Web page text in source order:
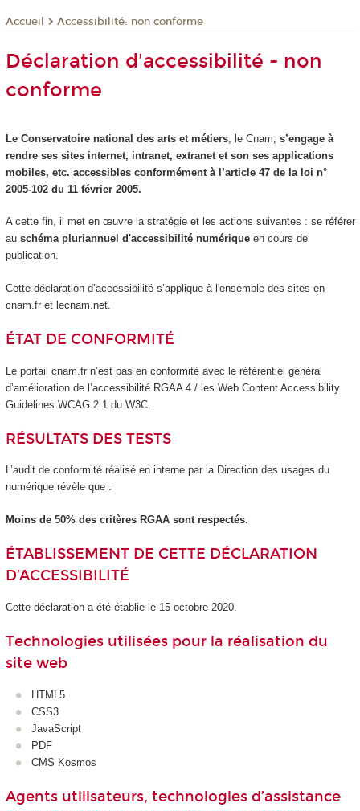
Accueil Accessibilité: non conforme
Déclaration d'accessibilité - non
conforme
Le Conservatoire national des arts et métiers, le Cnam, s’engage à
rendre ses sites internet, intranet, extranet et son ses applications
mobiles, etc. accessibles conformément à l’article 47 de la loi n°
2005-102 du 11 février 2005.
A cette fin, il met en œuvre la stratégie et les actions suivantes : se référer
au schéma pluriannuel d'accessibilité numériqueen cours de
publication.
Cette déclaration d’accessibilité s’applique à l'ensemble des sites en
cnam.fr et lecnam.net.
ÉTAT DE CONFORMITÉ
Le portail cnam.fr n’est pas en conformité avec le référentiel général
d’amélioration de l’accessibilité RGAA 4 / les Web Content Accessibility
Guidelines WCAG 2.1 du W3C.
RÉSULTATS DES TESTS
L’audit de conformité réalisé en interne par la Direction des usages du
numérique révèle que :
Moins de 50% des critères RGAA sont respectés.
ÉTABLISSEMENT DE CETTE DÉCLARATION
D’ACCESSIBILITÉ
Cette déclaration a été établie le 15 octobre 2020.
Technologies utilisées pour la réalisation du
site web
HTML5
CSS3
JavaScript
PDF
CMS Kosmos
Agents utilisateurs, technologies d’assistance